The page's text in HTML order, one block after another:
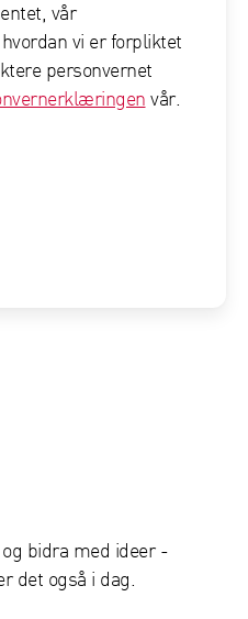
vår
vi er forpliktet
personvernet
vår.
bidra med ideer -
det også i dag.